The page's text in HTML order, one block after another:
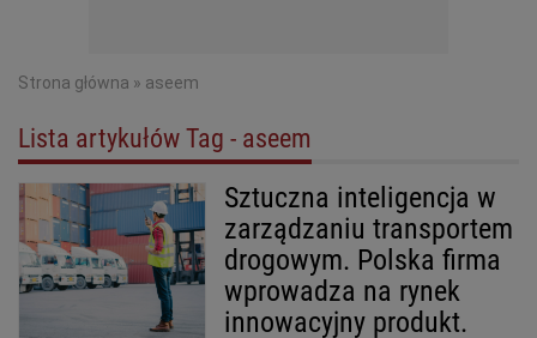
Strona główna » aseem
Lista artykułów Tag - aseem
Sztuczna inteligencja w
zarządzaniu transportem
drogowym. Polska firma
wprowadza na rynek
innowacyjny produkt.